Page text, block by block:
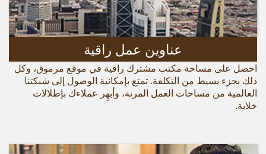
عناوين عمل راقية
احصل على مساحة مكتب مشترك راقية في موقع مرموق، وكل
ذلك بجزء بسيط من التكلفة. تمتع بإمكانية الوصول إلى شبكتنا
العالمية من مساحات العمل المرنة، وأبهِر عملاءك بإطلالات
خلابة.